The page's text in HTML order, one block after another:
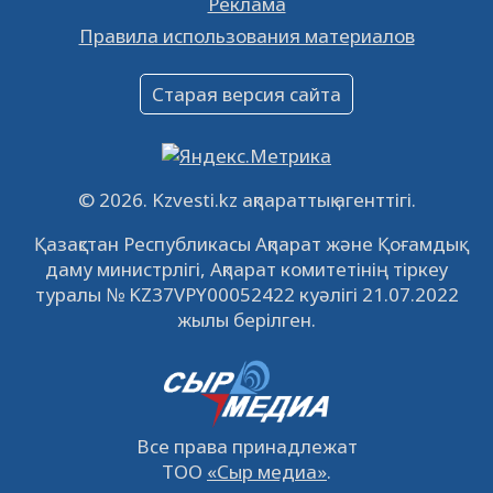
16.12.2022 61036
Объявление
09.12.2022
Свободные рабочие места
встречу с инвесторами в Кызылорде 22
ноября
21.11.2022 14939 0
© 2026. Kzvesti.kz ақпараттық агенттігі.
Қазақстан Республикасы Ақпарат және Қоғамдық
даму министрлігі, Ақпарат комитетінің тіркеу
туралы № KZ37VPY00052422 куәлігі 21.07.2022
жылы берілген.
Все права принадлежат
ТОО «Сыр медиа».
Правила использования материалов
Старая версия сайта